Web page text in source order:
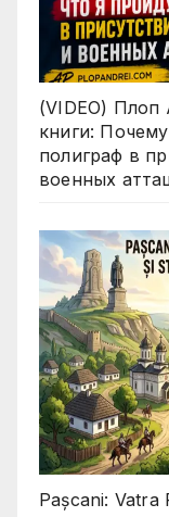
(VIDEO)
книги:
полиграф в
военных
Pașcani: Vatra